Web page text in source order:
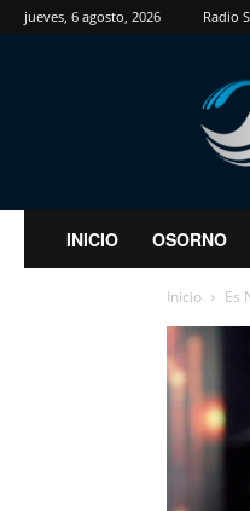
jueves, 6 agosto, 2026 Radio
INICIO OSORNO
Inicio Es